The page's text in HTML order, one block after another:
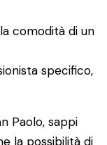
comodità di un
specifico,
Paolo, sappi
la possibilità di